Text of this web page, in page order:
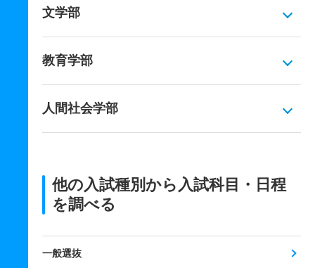
文学部
教育学部
人間社会学部
他の入試種別から入試科目・日程
を調べる
一般選抜